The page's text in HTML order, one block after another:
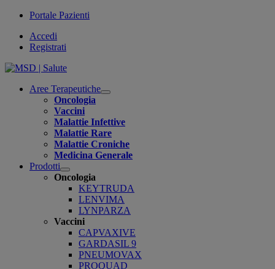
Portale Pazienti
Accedi
Registrati
Aree Terapeutiche
Open
Oncologia
Vaccini
Malattie Infettive
Malattie Rare
Malattie Croniche
Medicina Generale
Prodotti
Open
submenu
Oncologia
KEYTRUDA
LENVIMA
LYNPARZA
Vaccini
CAPVAXIVE
GARDASIL 9
PNEUMOVAX
PROQUAD